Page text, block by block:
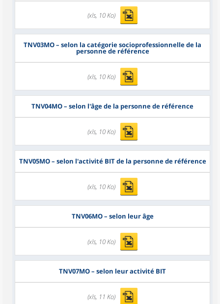
(xls, 10 Ko)
TNV03MO– selon la catégorie socioprofessionnelle de la
personne de référence
(xls, 10 Ko)
TNV04MO– selon l'âge de la personne de référence
(xls, 10 Ko)
TNV05MO– selon l'activité BIT de la personne de référence
(xls, 10 Ko)
TNV06MO– selon leur âge
(xls, 10 Ko)
TNV07MO– selon leur activité BIT
(xls, 11 Ko)